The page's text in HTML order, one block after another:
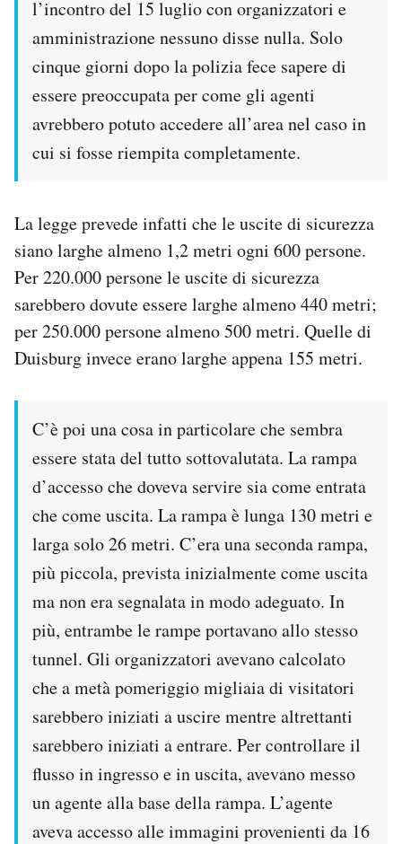
l’incontro del 15 luglio con organizzatori e
amministrazione nessuno disse nulla. Solo
cinque giorni dopo la polizia fece sapere di
essere preoccupata per come gli agenti
avrebbero potuto accedere all’area nel caso in
cui si fosse riempita completamente.
La legge prevede infatti che le uscite di sicurezza
siano larghe almeno 1,2 metri ogni 600 persone.
Per 220.000 persone le uscite di sicurezza
sarebbero dovute essere larghe almeno 440 metri;
per 250.000 persone almeno 500 metri. Quelle di
Duisburg invece erano larghe appena 155 metri.
C’è poi una cosa in particolare che sembra
essere stata del tutto sottovalutata. La rampa
d’accesso che doveva servire sia come entrata
che come uscita. La rampa è lunga 130 metri e
larga solo 26 metri. C’era una seconda rampa,
più piccola, prevista inizialmente come uscita
ma non era segnalata in modo adeguato. In
più, entrambe le rampe portavano allo stesso
tunnel. Gli organizzatori avevano calcolato
che a metà pomeriggio migliaia di visitatori
sarebbero iniziati a uscire mentre altrettanti
sarebbero iniziati a entrare. Per controllare il
flusso in ingresso e in uscita, avevano messo
un agente alla base della rampa. L’agente
aveva accesso alle immagini provenienti da 16